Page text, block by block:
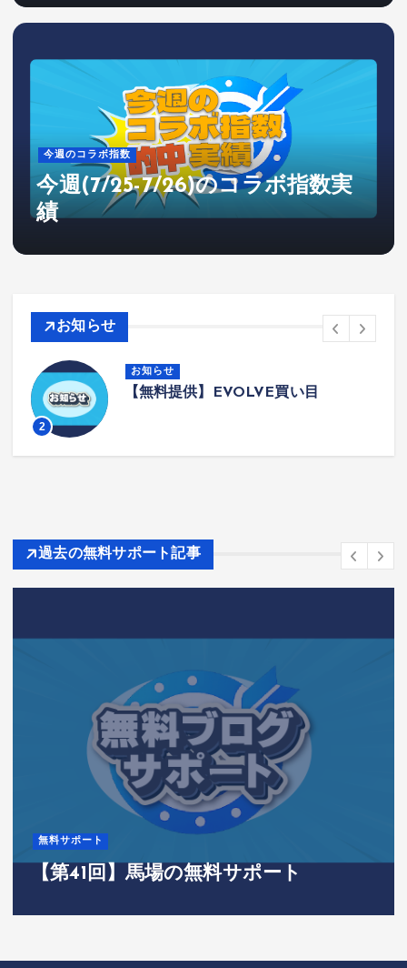
今週のコラボ指数
今週(7/25-7/26)のコラボ指数実
績
お知らせ
2
お知らせ
【無料提供】EVOLVE買い目
過去の無料サポート記事
無料サポート
【第41回】馬場の無料サポート